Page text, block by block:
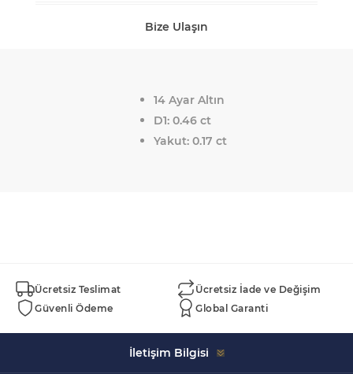
Bize Ulaşın
14 Ayar Altın
D1: 0.46 ct
Yakut: 0.17 ct
Ücretsiz Teslimat
Ücretsiz İade ve Değişim
Güvenli Ödeme
Global Garanti
İletişim Bilgisi